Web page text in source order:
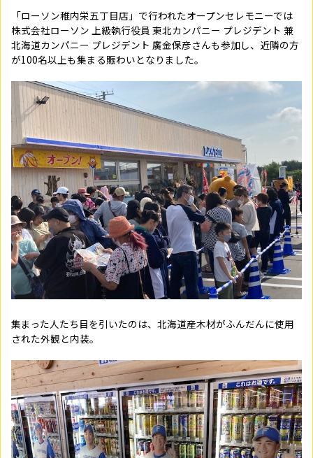
「ローソン稚内栄五丁目店」で行われたオープンセレモニーでは
株式会社ローソン 上級執行役員 東北カンパニー プレジデント 兼
北海道カンパニー プレジデント 廣金保彦さんも参加し、近隣の方
が100名以上も集まる賑わいとなりました。
集まった人たち目を引いたのは、北海道産木材がふんだんに使用
された外観と内装。